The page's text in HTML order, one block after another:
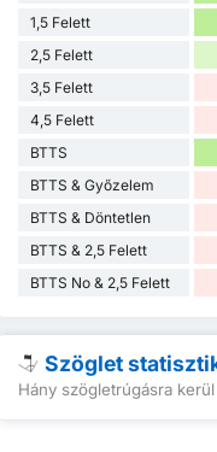
1,5 Felett
2,5 Felett
3,5 Felett
4,5 Felett
BTTS
BTTS & Győzelem
BTTS & Döntetlen
BTTS & 2,5 Felett
BTTS No & 2,5 Felett
Szöglet
Hány szögletrúgásra